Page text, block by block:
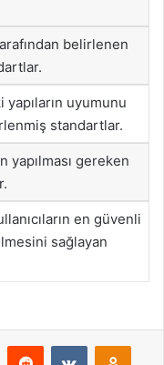
belirlenen
uyumunu
standartlar.
yapılması gereken
en güvenli
sağlayan
PinterestReddit VKontakte